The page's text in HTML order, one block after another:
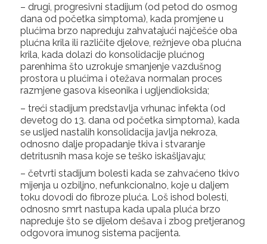
– drugi, progresivni stadijum (od petod do osmog
dana od početka simptoma), kada promjene u
plućima brzo napreduju zahvatajući najčešće oba
plućna krila ili različite djelove, režnjeve oba plućna
krila, kada dolazi do konsolidacije plućnog
parenhima što uzrokuje smanjenje vazdušnog
prostora u plućima i otežava normalan proces
razmjene gasova kiseonika i ugljendioksida;
– treći stadijum predstavlja vrhunac infekta (od
devetog do 13. dana od početka simptoma), kada
se usljed nastalih konsolidacija javlja nekroza,
odnosno dalje propadanje tkiva i stvaranje
detritusnih masa koje se teško iskašljavaju;
– četvrti stadijum bolesti kada se zahvaćeno tkivo
mijenja u ozbiljno, nefunkcionalno, koje u daljem
toku dovodi do fibroze pluća. Loš ishod bolesti,
odnosno smrt nastupa kada upala pluća brzo
napreduje što se dijelom dešava i zbog pretjeranog
odgovora imunog sistema pacijenta.